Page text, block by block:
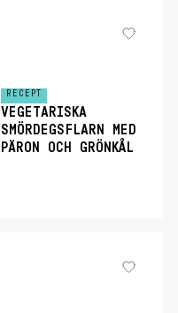
RECEPT
VEGETARISKA
SMÖRDEGSFLARN MED
PÄRON OCH GRÖNKÅL